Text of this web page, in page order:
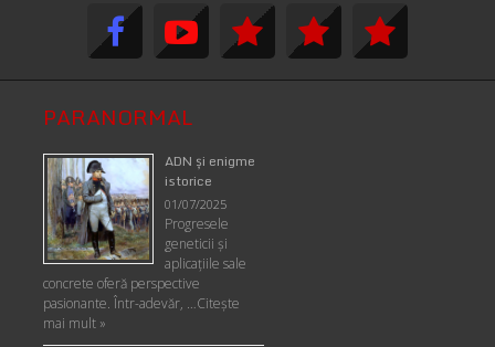
PARANORMAL
ADN şi enigme
istorice
01/07/2025
Progresele
geneticii şi
aplicaţiile sale
concrete oferă perspective
pasionante. Într-adevăr, …Citește
mai mult »